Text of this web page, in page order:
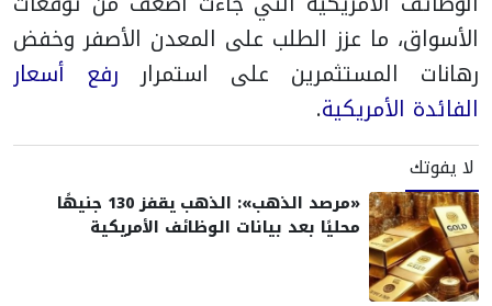
الأسواق، ما عزز الطلب على المعدن الأصفر وخفض
رهانات المستثمرين على استمراررفع أسعار
الفائدة الأمريكية.
لا يفوتك
«مرصد الذهب»: الذهب يقفز 130 جنيهًا
محليًا بعد بيانات الوظائف الأمريكية